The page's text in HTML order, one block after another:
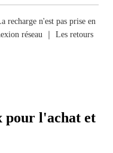
recharge n'est pas prise en
réseau ｜ Les retours
pour l'achat et